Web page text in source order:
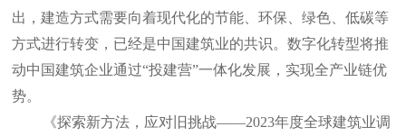
出，建造方式需要向着现代化的节能、环保、绿色、低碳等
方式进行转变，已经是中国建筑业的共识。数字化转型将推
动中国建筑企业通过“投建营”一体化发展，实现全产业链优
势。
《探索新方法，应对旧挑战——2023年度全球建筑业调